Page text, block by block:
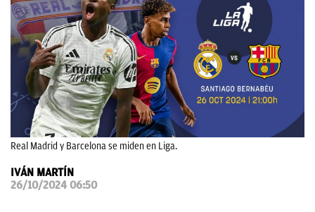
OKDIARIO
Real Madrid y Barcelona se miden en Liga.
IVÁN MARTÍN
26/10/2024 06:50